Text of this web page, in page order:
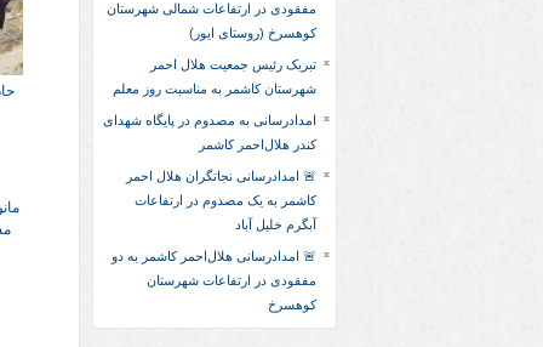
مفقودی در ارتفاعات شمالی شهرستان
کوهسرخ (روستای ایور)
تبریک رئیس جمعیت هلال احمر
شهرستان کاشمر به مناسبت روز معلم
امدادرسانی به مصدوم در پایگاه شهدای
کندر هلال‌احمر کاشمر
🚨 امدادرسانی نجاتگران هلال احمر
کاشمر به یک مصدوم در ارتفاعات
آبگرم خلیل آباد
🚨 امدادرسانی هلال‌احمر کاشمر به دو
مفقودی در ارتفاعات شهرستان
کوهسرخ